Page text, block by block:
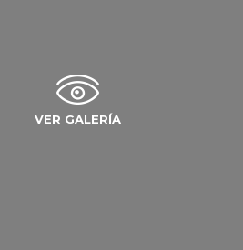
VER GALERÍA